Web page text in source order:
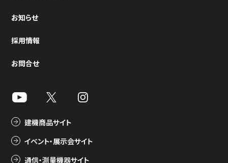
お知らせ
採用情報
お問合せ
建機商品サイト
イベント・展示会サイト
通信・測量機器サイト